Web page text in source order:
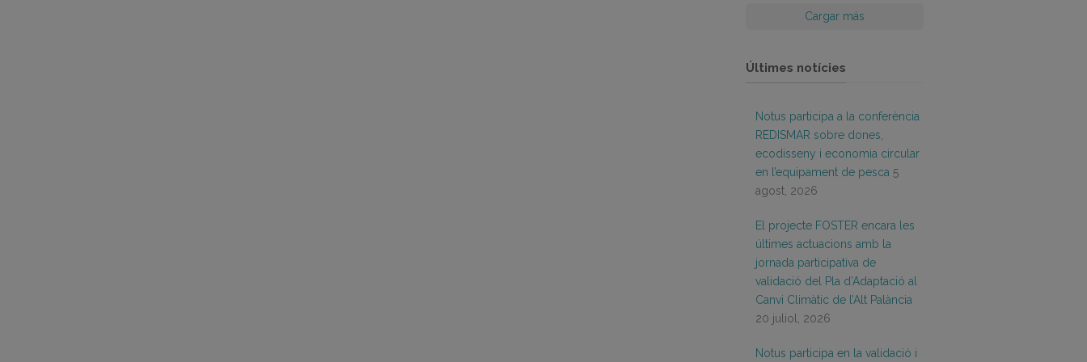
Cargar más
Últimes notícies
Notus participa a la conferència
REDISMAR sobre dones,
ecodisseny i economia circular
en l’equipament de pesca 5
agost, 2026
El projecte FOSTER encara les
últimes actuacions amb la
jornada participativa de
validació del Pla d’Adaptació al
Canvi Climàtic de l’Alt Palància
20 juliol, 2026
Notus participa en la validació i